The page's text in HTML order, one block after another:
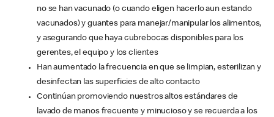
no se han vacunado (o cuando eligen hacerlo aun estando
vacunados) y guantes para manejar/manipular los alimentos,
y asegurando que haya cubrebocas disponibles para los
gerentes, el equipo y los clientes
Han aumentado la frecuencia en que se limpian, esterilizan y
desinfectan las superficies de alto contacto
Continúan promoviendo nuestros altos estándares de
lavado de manos frecuente y minucioso y se recuerda a los